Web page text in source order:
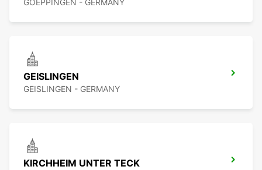
GOEPPINGEN - GERMANY
GEISLINGEN
GEISLINGEN - GERMANY
KIRCHHEIM UNTER TECK